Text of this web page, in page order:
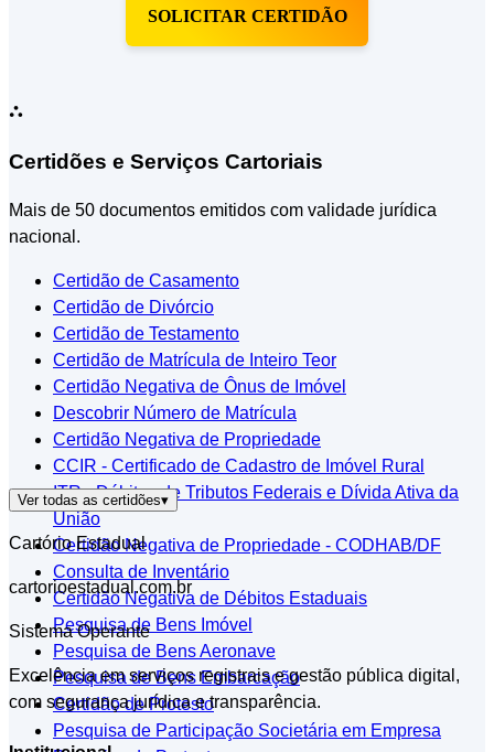
SOLICITAR CERTIDÃO
⛬
Certidões e Serviços Cartoriais
Mais de 50 documentos emitidos com validade jurídica
nacional.
Certidão de Casamento
Certidão de Divórcio
Certidão de Testamento
Certidão de Matrícula de Inteiro Teor
Certidão Negativa de Ônus de Imóvel
Descobrir Número de Matrícula
Certidão Negativa de Propriedade
CCIR - Certificado de Cadastro de Imóvel Rural
ITR - Débitos de Tributos Federais e Dívida Ativa da
União
Certidão Negativa de Propriedade - CODHAB/DF
Consulta de Inventário
Certidão Negativa de Débitos Estaduais
Pesquisa de Bens Imóvel
Pesquisa de Bens Aeronave
Pesquisa de Bens Embarcação
Certidão de Protesto
Pesquisa de Participação Societária em Empresa
Ver todas as certidões▾
Cartório Estadual
cartorioestadual.com.br
Sistema Operante
Excelência em serviços registrais e gestão pública digital,
com segurança jurídica e transparência.